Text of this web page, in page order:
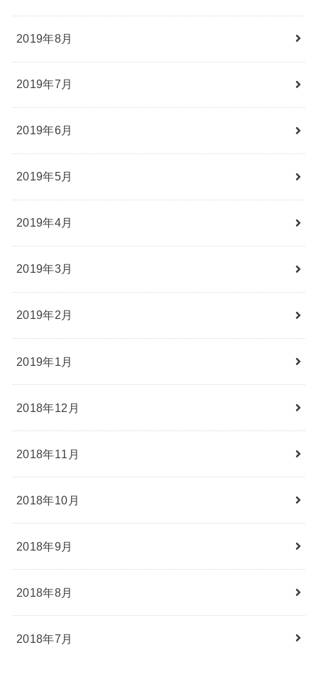
2019年8月
2019年7月
2019年6月
2019年5月
2019年4月
2019年3月
2019年2月
2019年1月
2018年12月
2018年11月
2018年10月
2018年9月
2018年8月
2018年7月